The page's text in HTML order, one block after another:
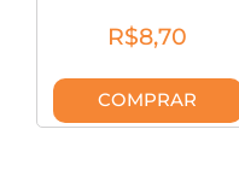
R$8,70
COMPRAR